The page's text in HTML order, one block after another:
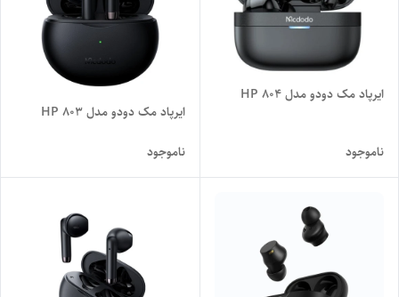
ایرپاد مک دودو مدل HP 804
ناموجود
ایرپاد مک دودو مدل HP 803
ناموجود